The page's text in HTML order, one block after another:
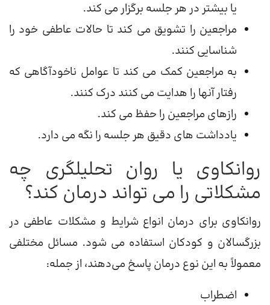
یا بیشتر در هر جلسه برگزار می کند.
مراجعین را تشویق می کند تا حالات عاطفی خود را
شناسایی کنند.
به مراجعین کمک می کند تا عوامل ناخودآگاهی که
رفتار آنها را هدایت می کنند درک کنند.
رازهای مراجعین را حفظ می کند.
یادداشت های دقیق هر جلسه را نگه می دارد.
روانکاوی یا روان تحلیلگری چه
مشکلاتی را می تواند درمان کند؟
روانکاوی برای درمان انواع شرایط و مشکلات عاطفی در
بزرگسالان و کودکان استفاده می شود. مسائل مختلفی
معمولاً به این نوع درمان پاسخ می‌دهند، از جمله:
اضطراب